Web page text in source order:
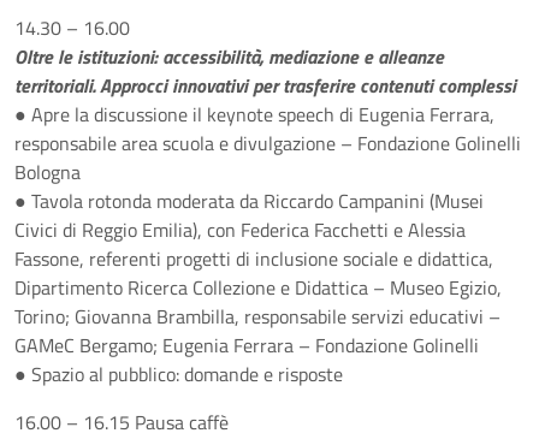
14.30 – 16.00
Oltre le istituzioni: accessibilità, mediazione e alleanze
territoriali. Approcci innovativi per trasferire contenuti complessi
● Apre la discussione il keynote speech di Eugenia Ferrara,
responsabile area scuola e divulgazione – Fondazione Golinelli
Bologna
● Tavola rotonda moderata da Riccardo Campanini (Musei
Civici di Reggio Emilia), con Federica Facchetti e Alessia
Fassone, referenti progetti di inclusione sociale e didattica,
Dipartimento Ricerca Collezione e Didattica – Museo Egizio,
Torino; Giovanna Brambilla, responsabile servizi educativi –
GAMeC Bergamo; Eugenia Ferrara – Fondazione Golinelli
● Spazio al pubblico: domande e risposte
16.00 – 16.15 Pausa caffè